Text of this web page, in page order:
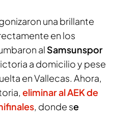
una brillante
en los
al Samsunspor
a domicilio y pese
en Vallecas. Ahora,
eliminar al AEK de
, donde se